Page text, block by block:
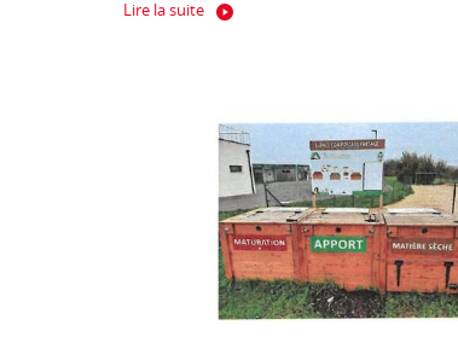
Lire la suite